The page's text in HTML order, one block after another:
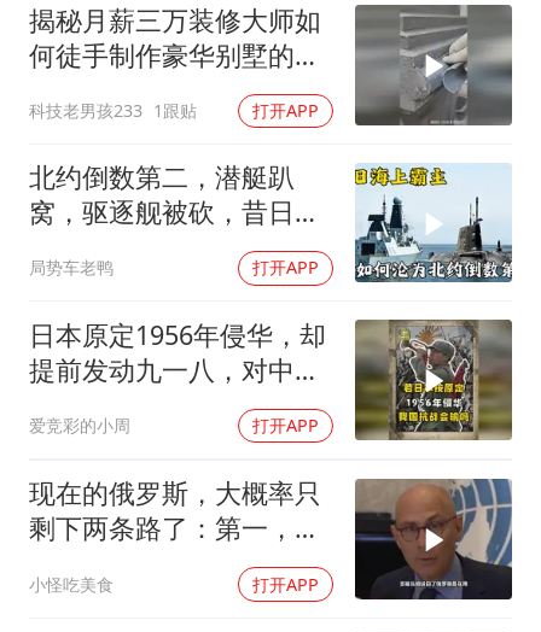
《龙餐馆》 冲奖
蒯曼挺进WTT横滨冠军赛女单四强
构建更高水平的全民健身公共服务体系
揭秘月薪三万装修大师如
何徒手制作豪华别墅的罗
科技老男孩233 1跟贴 打开APP
北约倒数第二，潜艇趴
窝，驱逐舰被砍，昔日的
局势车老鸭 打开APP
日本原定1956年侵华，却
提前发动九一八，对中国
爱竞彩的小周 打开APP
现在的俄罗斯，大概率只
剩下两条路了：第一，把
吞进去的地盘全部吐出来
小怪吃美食 打开APP